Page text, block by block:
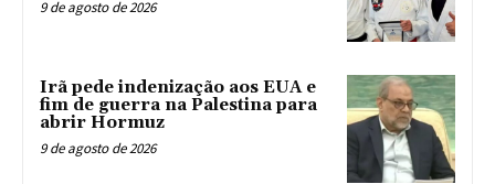
9 de agosto de 2026
Irã pede indenização aos EUA e
fim de guerra na Palestina para
abrir Hormuz
9 de agosto de 2026